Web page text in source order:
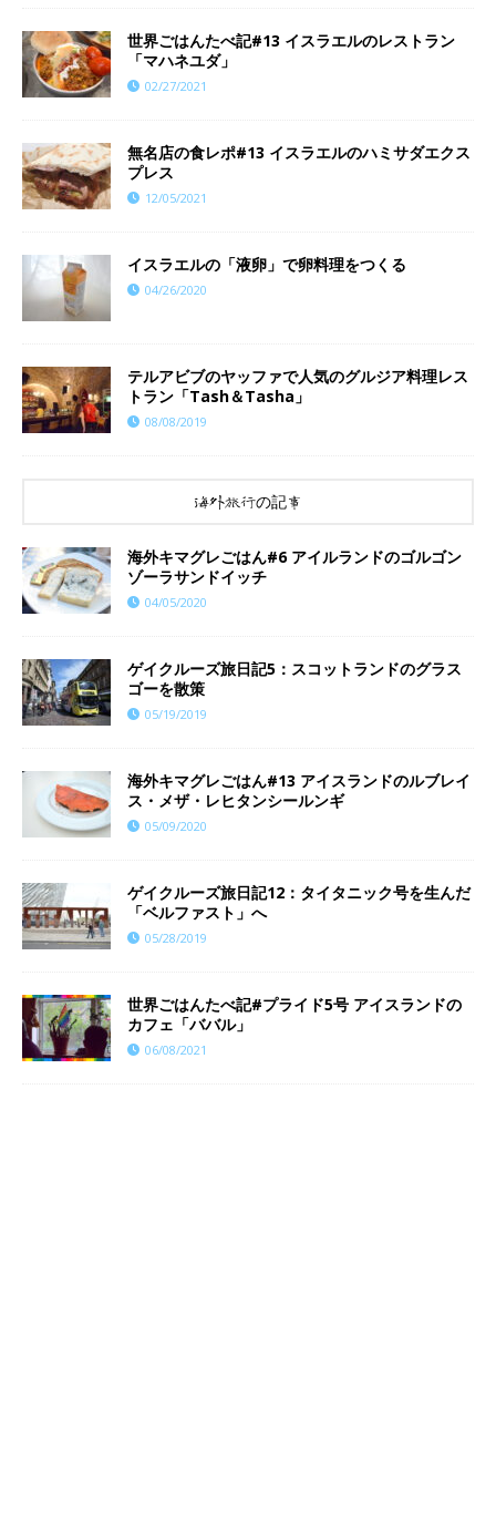
世界ごはんたべ記#13 イスラエルのレストラン
「マハネユダ」
02/27/2021
無名店の食レポ#13 イスラエルのハミサダエクス
プレス
12/05/2021
イスラエルの「液卵」で卵料理をつくる
04/26/2020
テルアビブのヤッファで人気のグルジア料理レス
トラン「Tash＆Tasha」
08/08/2019
海外旅行の記事
海外キマグレごはん#6 アイルランドのゴルゴン
ゾーラサンドイッチ
04/05/2020
ゲイクルーズ旅日記5：スコットランドのグラス
ゴーを散策
05/19/2019
海外キマグレごはん#13 アイスランドのルブレイ
ス・メザ・レヒタンシールンギ
05/09/2020
ゲイクルーズ旅日記12：タイタニック号を生んだ
「ベルファスト」へ
05/28/2019
世界ごはんたべ記#プライド5号 アイスランドの
カフェ「ババル」
06/08/2021